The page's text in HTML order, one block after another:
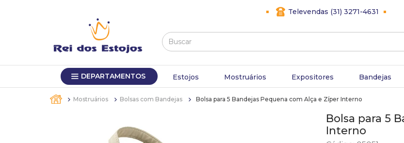
Televendas (31) 3271-4631
Buscar
DEPARTAMENTOS Estojos Mostruários Expositores Bandejas
Mostruários Bolsas com Bandejas Bolsa para 5 Bandejas Pequena com Alça e Zíper Interno
Bolsa para 5
Interno
1º
máquina relógio pulso
bandejas